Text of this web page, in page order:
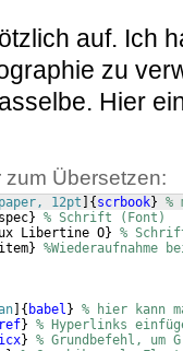
auf. Ich
zu
Hier
zum Übersetzen:
12pt { scrbook}
} % Schrift (Font)
Libertine O} %
} %Wiederaufnahme
{ babel } % hier kann
} % Hyperlinks
} % Grundbefehl, um